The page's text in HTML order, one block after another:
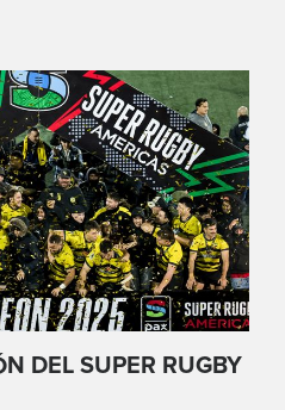
DEL SUPER RUGBY